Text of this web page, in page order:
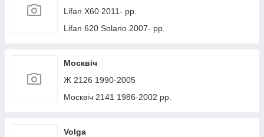
Lifan X60 2011- рр.
Lifan 620 Solano 2007- рр.
Москвіч
Ж 2126 1990-2005
Москвіч 2141 1986-2002 рр.
Volga